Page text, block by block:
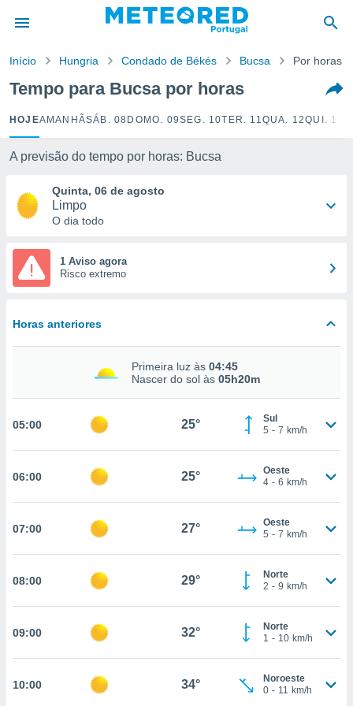
da
foi
as
fornecidas
forma
digital
recolhidas
de alta
a
o
como
e
CONFIGURAÇÕES
Início Hungria Condado de Békés Bucsa Por horas
Tempo para Bucsa por horas
HOJEAMANHÃSÁB. 08 DOMO. 09SEG. 10TER. 11QUA. 12QUI. 13
A previsão do tempo por horas: Bucsa
Quinta, 06 de agosto
Limpo
O dia todo
1 Aviso agora
Risco extremo
Horas anteriores
Primeira luz às 04:45
Nascer do sol às 05h20m
05:00 25°
Sul
5 - 7 km/h
06:00 25°
Oeste
4 - 6 km/h
07:00 27°
Oeste
5 - 7 km/h
08:00 29°
Norte
2 - 9 km/h
09:00 32°
Norte
1 - 10 km/h
10:00 34°
Noroeste
0 - 11 km/h